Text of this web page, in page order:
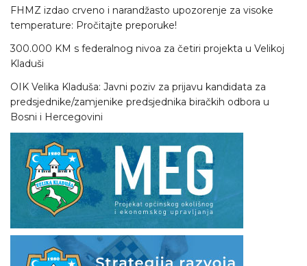
FHMZ izdao crveno i narandžasto upozorenje za visoke
temperature: Pročitajte preporuke!
300.000 KM s federalnog nivoa za četiri projekta u Velikoj
Kladuši
OIK Velika Kladuša: Javni poziv za prijavu kandidata za
predsjednike/zamjenike predsjednika biračkih odbora u
Bosni i Hercegovini